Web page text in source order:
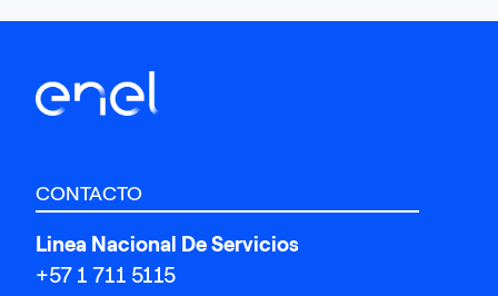
CONTACTO
+57 1 711 5115
Linea Nacional De Servicios